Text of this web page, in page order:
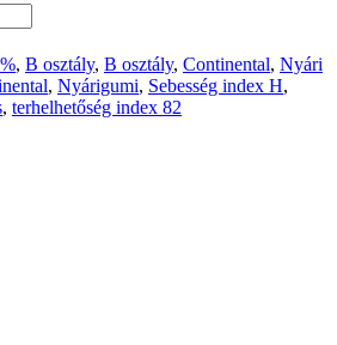
, B osztály, B osztály, Continental, Nyári
, Nyárigumi, Sebesség index H,
, terhelhetőség index 82